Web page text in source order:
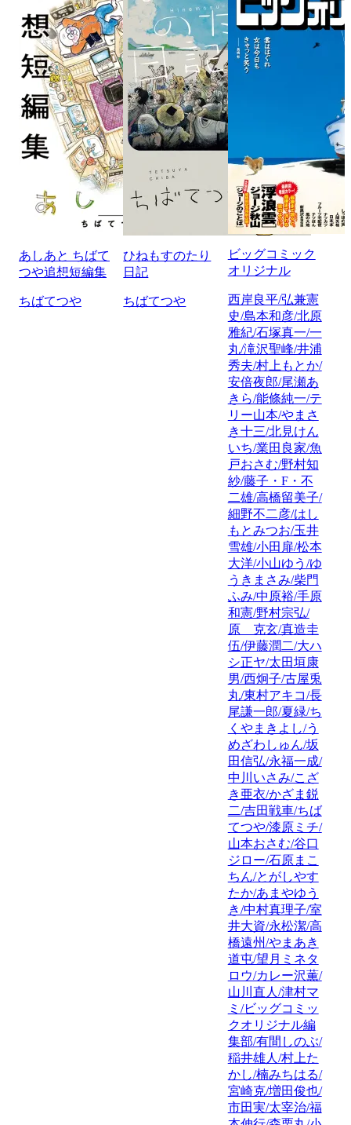
あしあと ちばて
つや追想短編集
ちばてつや
ひねもすのたり
日記
ちばてつや
ビッグコミック
オリジナル
西岸良平/弘兼憲
史/島本和彦/北原
雅紀/石塚真一/一
丸/滝沢聖峰/井浦
秀夫/村上もとか/
安倍夜郎/尾瀬あ
きら/能條純一/テ
リー山本/やまさ
き十三/北見けん
いち/業田良家/魚
戸おさむ/野村知
紗/藤子・F・不
二雄/高橋留美子/
細野不二彦/はし
もとみつお/玉井
雪雄/小田扉/松本
大洋/小山ゆう/ゆ
うきまさみ/柴門
ふみ/中原裕/手原
和憲/野村宗弘/
原 克玄/真造圭
伍/伊藤潤二/大ハ
シ正ヤ/太田垣康
男/西炯子/古屋兎
丸/東村アキコ/長
尾謙一郎/夏緑/ち
くやまきよし/う
めざわしゅん/坂
田信弘/永福一成/
中川いさみ/こざ
き亜衣/かざま鋭
二/吉田戦車/ちば
てつや/漆原ミチ/
山本おさむ/谷口
ジロー/石原まこ
ちん/とがしやす
たか/あまやゆう
き/中村真理子/室
井大資/永松潔/高
橋遠州/やまあき
道屯/望月ミネタ
ロウ/カレー沢薫/
山川直人/津村マ
ミ/ビッグコミッ
クオリジナル編
集部/有間しのぶ/
稲井雄人/村上た
かし/楠みちはる/
宮崎克/増田俊也/
市田実/太宰治/福